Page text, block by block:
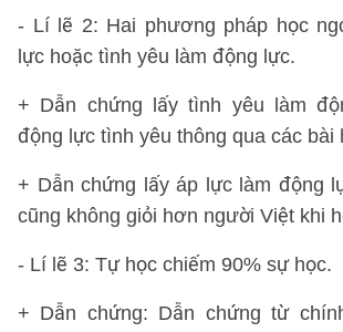
- Lí lẽ 2: Hai phương pháp học
lực hoặc tình yêu làm động lực.
+ Dẫn chứng lấy tình yêu làm
động lực tình yêu thông qua các bài
+ Dẫn chứng lấy áp lực làm động
cũng không giỏi hơn người Việt khi
- Lí lẽ 3: Tự học chiếm 90% sự học.
+ Dẫn chứng: Dẫn chứng từ